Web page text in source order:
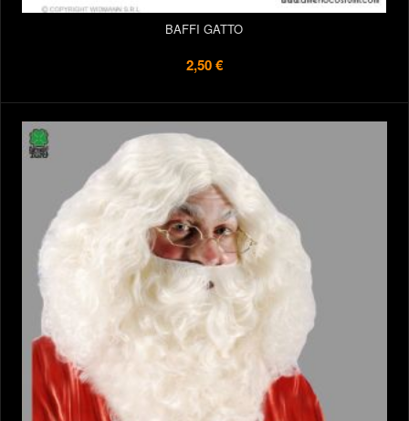
BAFFI GATTO
2,50 €